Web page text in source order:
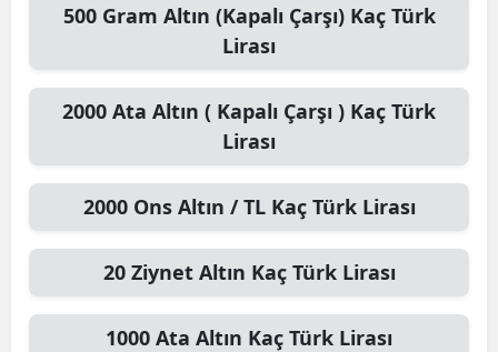
500 Gram Altın (Kapalı Çarşı)Kaç Türk
Lirası
2000 Ata Altın ( Kapalı Çarşı ) Kaç Türk
Lirası
2000 Ons Altın / TLKaç Türk Lirası
20 Ziynet Altın Kaç Türk Lirası
1000 Ata Altın Kaç Türk Lirası